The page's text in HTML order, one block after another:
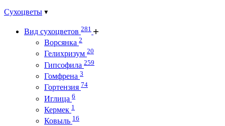
Сухоцветы
Вид сухоцветов 281
Ворсянка 2
Гелихризум 20
Гипсофила 259
Гомфрена 3
Гортензия 74
Иглица 6
Кермек 1
Ковыль 16